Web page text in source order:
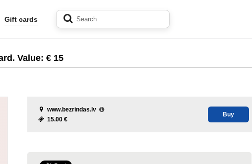
Gift cards
Value: € 15
www.bezrindas.lv
15.00 €
Buy